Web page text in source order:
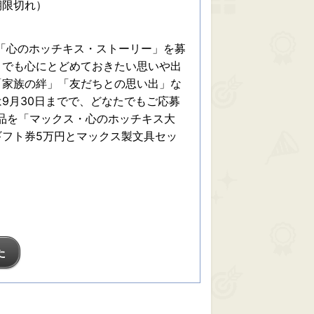
切れ）
のホッチキス・ストーリー」を募
も心にとどめておきたい思いや出
族の絆」「友だちとの思い出」な
月30日までで、どなたでもご応募
を「マックス・心のホッチキス大
ト券5万円とマックス製文具セッ